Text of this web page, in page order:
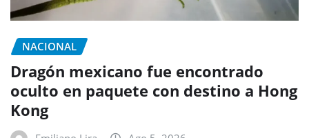
NACIONAL
Dragón mexicano fue encontrado
oculto en paquete con destino a Hong
Kong